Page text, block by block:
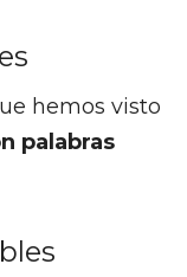
hemos visto
palabras